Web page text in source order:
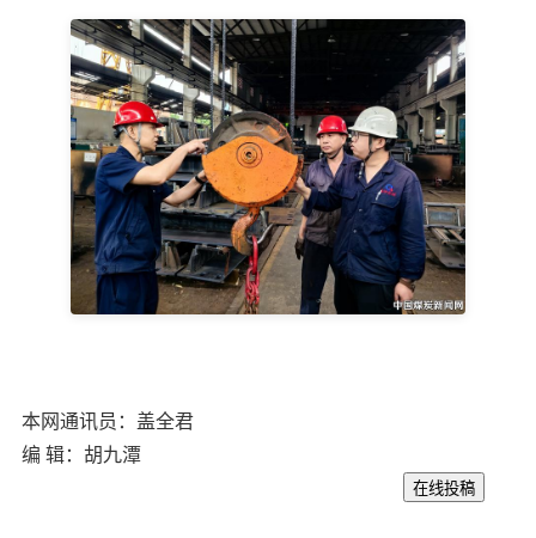
本网通讯员：盖全君
编 辑：胡九潭